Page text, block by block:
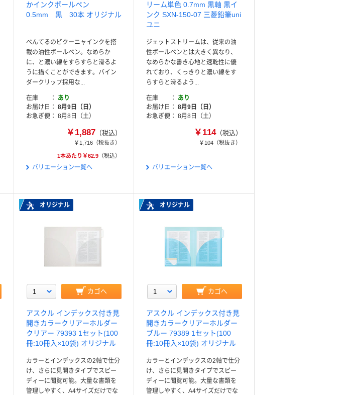
かインクボールペン
0.5mm 黒 30本 オリジナル
ぺんてるのビクーニャインクを搭
載の油性ボールペン。なめらか
に、と濃い線をすらすらと滑るよ
うに描くことができます。バイン
ダークリップ採用な...
在庫
あり
お届け日
8月9日（日）
お急ぎ便
8月8日（土）
￥1,887 （税込）
￥1,716 （税抜き）
1本あたり￥62.9 （税込）
バリエーション一覧へ
リーム単色 0.7mm 黒軸 黒イ
ンク SXN-150-07 三菱鉛筆uni
ユニ
ジェットストリームは、従来の油
性ボールペンとは大きく異なり、
なめらかな書き心地と速乾性に優
れており、くっきりと濃い線をす
らすらと滑るよう...
在庫
あり
お届け日
8月9日（日）
お急ぎ便
8月8日（土）
￥114（税込）
￥104 （税抜き）
バリエーション一覧へ
オリジナル
カゴへ
アスクル インデックス付き見
開きカラークリアーホルダー
クリアー 79393 1セット(100
冊:10冊入×10袋) オリジナル
カラーとインデックスの2軸で仕分
け、さらに見開きタイプでスピー
ディーに閲覧可能。大量な書類を
管理しやすく、A4サイズだけでな
オリジナル
カゴへ
アスクル インデックス付き見
開きカラークリアーホルダー
ブルー 79389 1セット(100
冊:10冊入×10袋) オリジナル
カラーとインデックスの2軸で仕分
け、さらに見開きタイプでスピー
ディーに閲覧可能。大量な書類を
管理しやすく、A4サイズだけでな